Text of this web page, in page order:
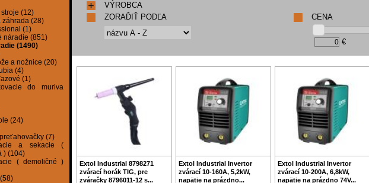
(12)
záhrada (28)
(1)
náradie (851)
(1490)
a nožnice (20)
(4)
(1)
do muriva
(24)
(7)
a sekacie (
) (104)
( demoličné )
VÝROBCA
CENA
€
ZORAĎIŤ PODĽA
Extol Industrial 8798271
zvárací horák TIG, pre
zváračky 8796011-12 s...
Extol Industrial Invertor
zvárací 10-160A, 5,2kW,
napätie na prázdno...
Extol Industrial Invertor
zvárací 10-200A, 6,8kW,
napätie na prázdno 74V...